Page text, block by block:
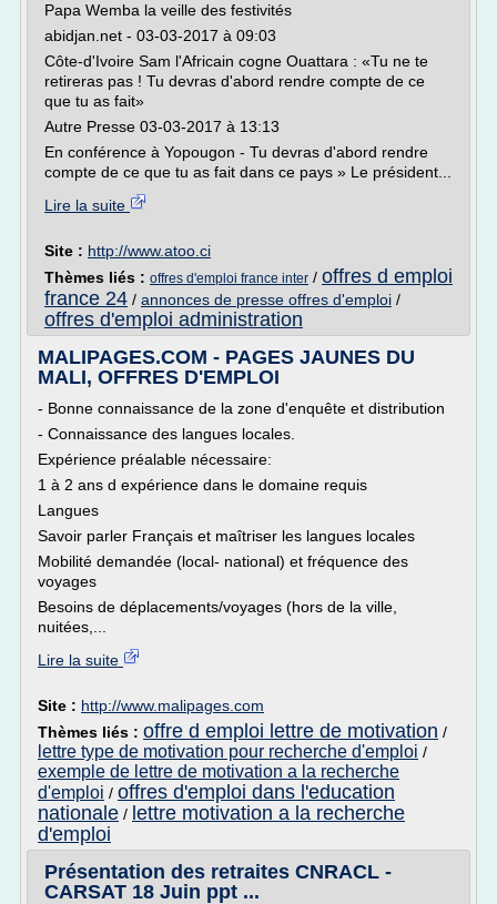
Papa Wemba la veille des festivités
abidjan.net - 03-03-2017 à 09:03
Côte-d'Ivoire Sam l'Africain cogne Ouattara : «Tu ne te
retireras pas ! Tu devras d'abord rendre compte de ce
que tu as fait»
Autre Presse 03-03-2017 à 13:13
En conférence à Yopougon - Tu devras d'abord rendre
compte de ce que tu as fait dans ce pays » Le président...
Lire la suite
Site : http://www.atoo.ci
Thèmes liés : offres d'emploi france inter / offres d emploi
france 24 / annonces de presse offres d'emploi /
offres d'emploi administration
MALIPAGES.COM - PAGES JAUNES DU
MALI, OFFRES D'EMPLOI
- Bonne connaissance de la zone d'enquête et distribution
- Connaissance des langues locales.
Expérience préalable nécessaire:
1 à 2 ans d expérience dans le domaine requis
Langues
Savoir parler Français et maîtriser les langues locales
Mobilité demandée (local- national) et fréquence des
voyages
Besoins de déplacements/voyages (hors de la ville,
nuitées,...
Lire la suite
Site : http://www.malipages.com
Thèmes liés : offre d emploi lettre de motivation /
lettre type de motivation pour recherche d'emploi /
exemple de lettre de motivation a la recherche
d'emploi / offres d'emploi dans l'education
nationale / lettre motivation a la recherche
d'emploi
Présentation des retraites CNRACL -
CARSAT 18 Juin ppt ...